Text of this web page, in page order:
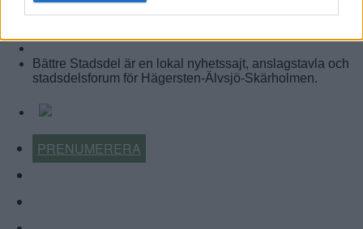
BÄTTRE STADSDEL
Bättre Stadsdel är en lokal nyhetssajt, anslagstavla och
stadsdelsforum för Hägersten-Älvsjö-Skärholmen.
PRENUMERERA